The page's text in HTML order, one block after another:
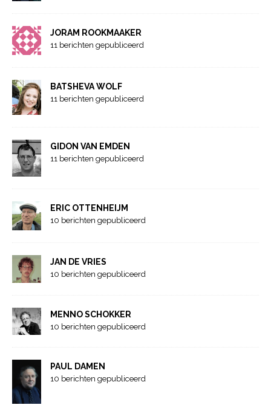
JORAM ROOKMAAKER
11 berichten gepubliceerd
BATSHEVA WOLF
11 berichten gepubliceerd
GIDON VAN EMDEN
11 berichten gepubliceerd
ERIC OTTENHEIJM
10 berichten gepubliceerd
JAN DE VRIES
10 berichten gepubliceerd
MENNO SCHOKKER
10 berichten gepubliceerd
PAUL DAMEN
10 berichten gepubliceerd